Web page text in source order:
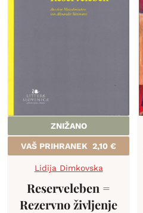
ZNIŽANO
VAŠ PRIHRANEK 2,10 €
Lidija Dimkovska
Reserveleben =
Rezervno življenje